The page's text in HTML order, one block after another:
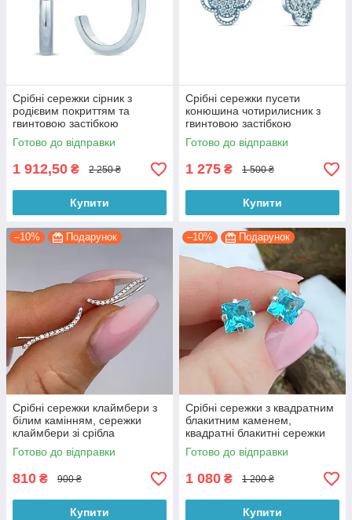
Срібні сережки сірник з
родієвим покриттям та
гвинтовою застібкою
Готово до відправки
1 912,50 ₴ 2 250 ₴
Купити
Срібні сережки пусети
конюшина чотирилисник з
гвинтовою застібкою
Готово до відправки
1 275 ₴ 1 500 ₴
Купити
–10% Подарунок
Срібні сережки клаймбери з
білим камінням, сережки
клаймбери зі срібла
Готово до відправки
810 ₴ 900 ₴
Купити
–10% Подарунок
Срібні сережки з квадратним
блакитним каменем,
квадратні блакитні сережки
пусети срібло
Готово до відправки
1 080 ₴ 1 200 ₴
Купити